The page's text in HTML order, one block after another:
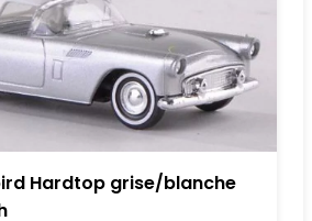
Hardtop grise/blanche